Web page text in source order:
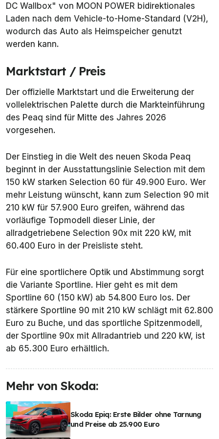
DC Wallbox" von MOON POWER bidirektionales
Laden nach dem Vehicle-to-Home-Standard (V2H),
wodurch das Auto als Heimspeicher genutzt
werden kann.
Marktstart / Preis
Der offizielle Marktstart und die Erweiterung der
vollelektrischen Palette durch die Markteinführung
des Peaq sind für Mitte des Jahres 2026
vorgesehen.
Der Einstieg in die Welt des neuen Skoda Peaq
beginnt in der Ausstattungslinie Selection mit dem
150 kW starken Selection 60 für 49.900 Euro. Wer
mehr Leistung wünscht, kann zum Selection 90 mit
210 kW für 57.900 Euro greifen, während das
vorläufige Topmodell dieser Linie, der
allradgetriebene Selection 90x mit 220 kW, mit
60.400 Euro in der Preisliste steht.
Für eine sportlichere Optik und Abstimmung sorgt
die Variante Sportline. Hier geht es mit dem
Sportline 60 (150 kW) ab 54.800 Euro los. Der
stärkere Sportline 90 mit 210 kW schlägt mit 62.800
Euro zu Buche, und das sportliche Spitzenmodell,
der Sportline 90x mit Allradantrieb und 220 kW, ist
ab 65.300 Euro erhältlich.
Mehr von Skoda:
Skoda Epiq: Erste Bilder ohne Tarnung
und Preise ab 25.900 Euro